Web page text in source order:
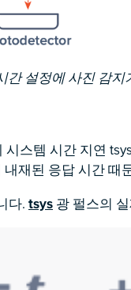
간 설정에 사진 감지
스템 시간 지연
재된 응답 시간 때
다.tsys 광 펄스의